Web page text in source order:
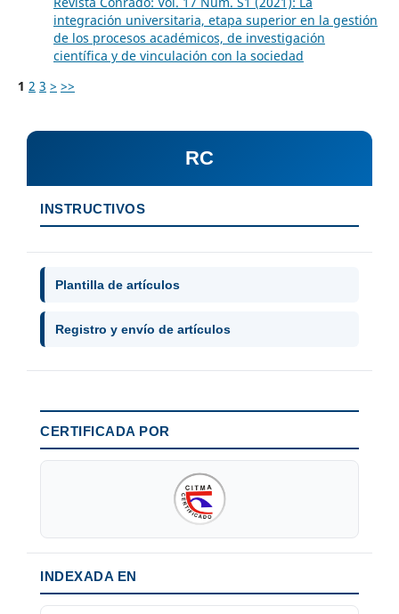
integración universitaria, etapa superior en la gestión
de los procesos académicos, de investigación
científica y de vinculación con la sociedad
1 2 3 > >>
RC
INSTRUCTIVOS
Plantilla de artículos
Registro y envío de artículos
CERTIFICADA POR
INDEXADA EN